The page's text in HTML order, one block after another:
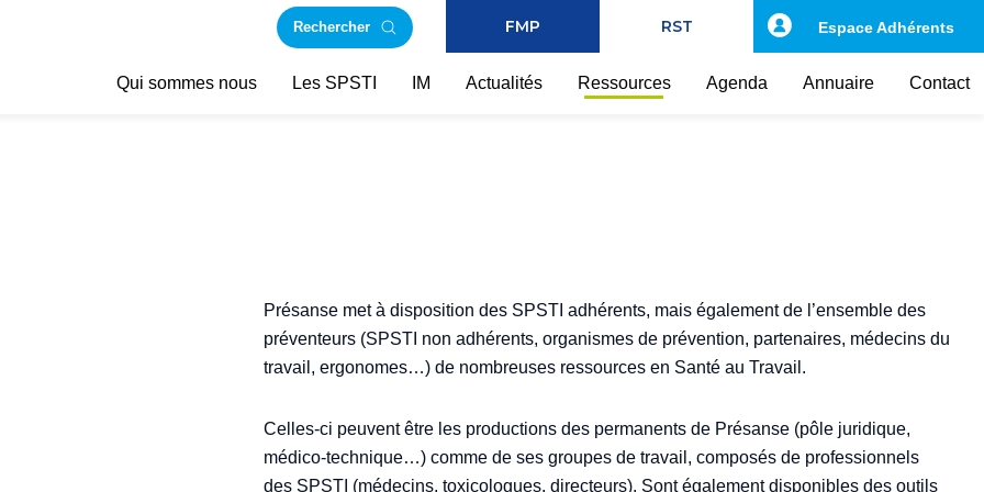
Rechercher FMP RST
Qui sommes nous Les SPSTI IM Actualités Ressources Agenda Annuaire Contact
Espace Adhérents
Présanse met à disposition des SPSTI adhérents, mais également de l’ensemble des
préventeurs (SPSTI non adhérents, organismes de prévention, partenaires, médecins du
travail, ergonomes…) de nombreuses ressources en Santé au Travail.
Celles-ci peuvent être les productions des permanents de Présanse (pôle juridique,
médico-technique…) comme de ses groupes de travail, composés de professionnels
des SPSTI (médecins, toxicologues, directeurs). Sont également disponibles des outils